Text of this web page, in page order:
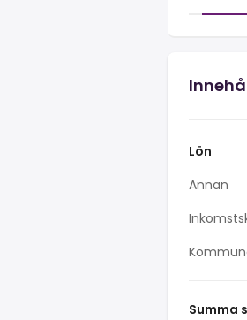
Lön
Annan
Summa